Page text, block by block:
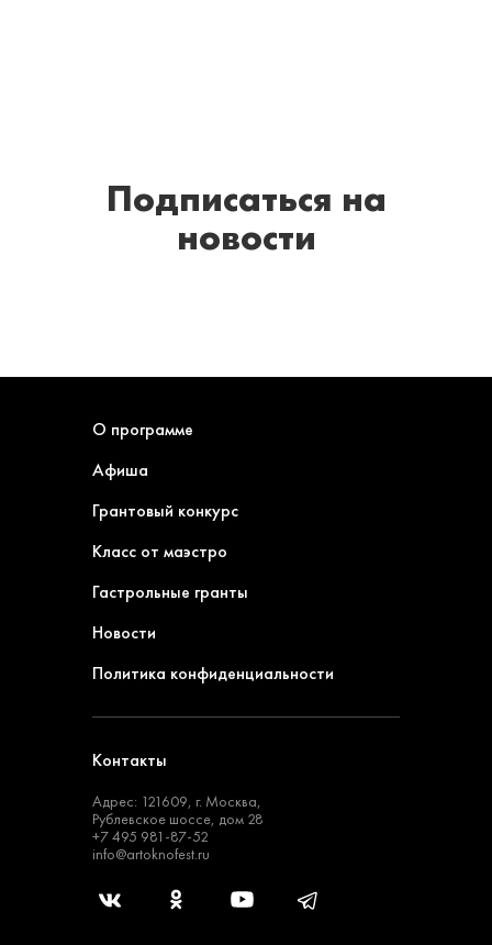
Подписаться на
новости
О программе
Афиша
Грантовый конкурс
Класс от маэстро
Гастрольные гранты
Новости
Политика конфиденциальности
Контакты
Адрес: 121609, г. Москва,
Рублевское шоссе, дом 28
+7 495 981-87-52
info@artoknofest.ru